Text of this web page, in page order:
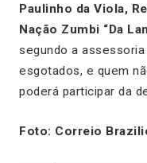
Paulinho da Viola,
Nação Zumbi “Da
segundo a
esgotados, e quem
poderá participar da
Foto: Correio